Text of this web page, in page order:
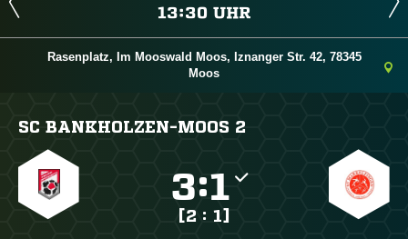
 
Rasenplatz, Im Mooswald Moos, Iznanger Str. 42, 78345
Moos
SC BANKHOLZEN-MOOS 2
:
[2 : 1]